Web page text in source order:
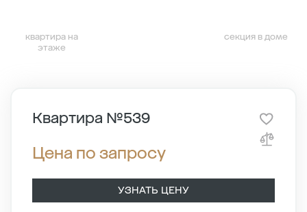
квартира на
этаже
секция в доме
Квартира №539
Цена по запросу
УЗНАТЬ ЦЕНУ